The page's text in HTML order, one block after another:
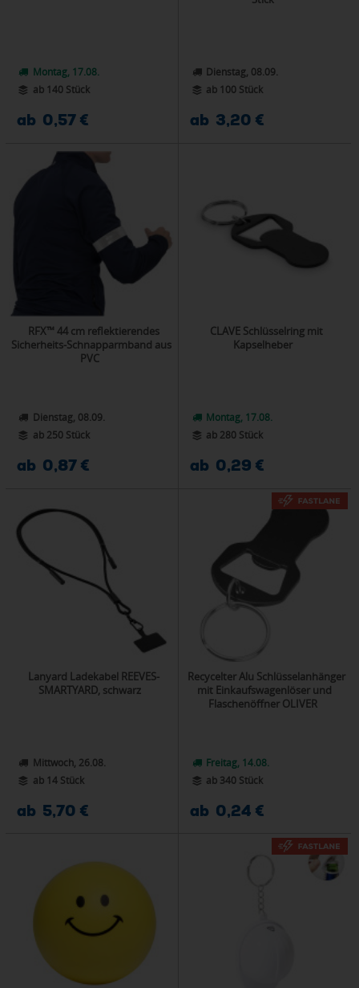
Montag, 17.08.
ab 140 Stück
ab 0,57 €
Dienstag, 08.09.
ab 100 Stück
ab 3,20 €
RFX™ 44 cm reflektierendes
Sicherheits-Schnapparmband aus
PVC
Dienstag, 08.09.
ab 250 Stück
ab 0,87 €
CLAVE Schlüsselring mit
Kapselheber
Montag, 17.08.
ab 280 Stück
ab 0,29 €
Lanyard Ladekabel REEVES-
SMARTYARD, schwarz
Mittwoch, 26.08.
ab 14 Stück
ab 5,70 €
Recycelter Alu Schlüsselanhänger
mit Einkaufswagenlöser und
Flaschenöffner OLIVER
Freitag, 14.08.
ab 340 Stück
ab 0,24 €